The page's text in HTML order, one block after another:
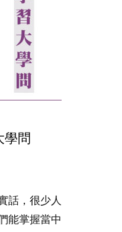
學問
話，很少人
能掌握當中